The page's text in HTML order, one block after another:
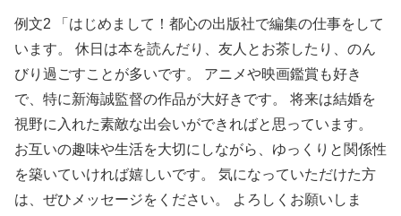
例文2 「はじめまして！都心の出版社で編集の仕事をして
います。 休日は本を読んだり、友人とお茶したり、のん
びり過ごすことが多いです。 アニメや映画鑑賞も好き
で、特に新海誠監督の作品が大好きです。 将来は結婚を
視野に入れた素敵な出会いができればと思っています。
お互いの趣味や生活を大切にしながら、ゆっくりと関係性
を築いていければ嬉しいです。 気になっていただけた方
は、ぜひメッセージをください。 よろしくお願いしま